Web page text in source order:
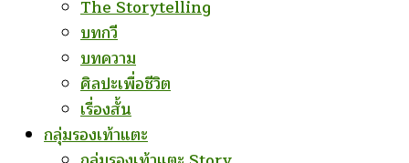
The Storytelling
บทกวี
บทความ
ศิลปะเพื่อชีวิต
เรื่องสั้น
กลุ่มรองเท้าแตะ